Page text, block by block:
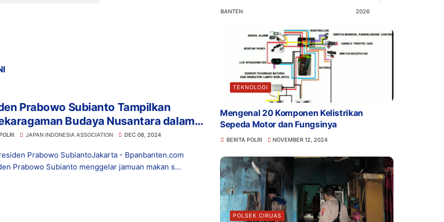
Prabowo Subianto Tampilkan
Budaya Nusantara dalam
Makan Siang Bersama Delegasi
di Istana Negara
JAPAN INDONESIA ASSOCIATION DEC 06, 2024
Prabowo SubiantoJakarta - Bpanbanten.com
Prabowo Subianto menggelar jamuan makan s...
BANTEN
2026
TEKNOLOGI
Mengenal 20 Komponen Kelistrikan
Sepeda Motor dan Fungsinya
BERITA POLRI NOVEMBER 12, 2024
POLSEK CIRUAS